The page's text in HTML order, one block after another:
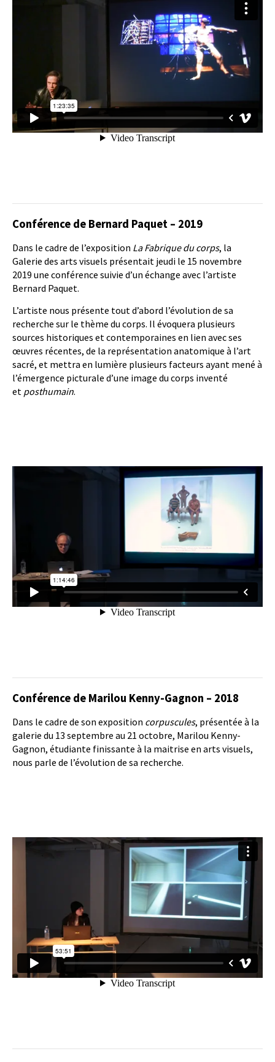
Conférence de Bernard Paquet – 2019
Dans le cadre de l’exposition La Fabrique du corps, la
Galerie des arts visuels présentait jeudi le 15 novembre
2019 une conférence suivie d’un échange avec l’artiste
Bernard Paquet.
L’artiste nous présente tout d’abord l’évolution de sa
recherche sur le thème du corps. Il évoquera plusieurs
sources historiques et contemporaines en lien avec ses
œuvres récentes, de la représentation anatomique à l’art
sacré, et mettra en lumière plusieurs facteurs ayant mené à
l’émergence picturale d’une image du corps inventé
et posthumain.
Conférence de Marilou Kenny-Gagnon – 2018
Dans le cadre de son exposition corpuscules, présentée à la
galerie du 13 septembre au 21 octobre, Marilou Kenny-
Gagnon, étudiante finissante à la maitrise en arts visuels,
nous parle de l’évolution de sa recherche.